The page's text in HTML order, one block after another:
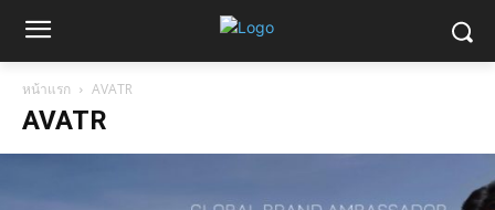
หน้าแรก AVATR
AVATR